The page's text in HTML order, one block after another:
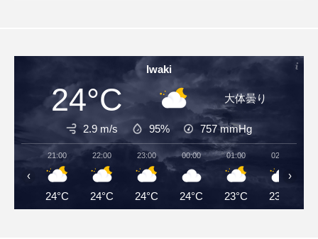
Iwaki
24°C 大体曇り
2.9 m/s 95% 757mmHg
21:00
24°C
22:00
24°C
23:00
24°C
00:00
24°C
01:00
23°C
02:00
23°C
‹ ›